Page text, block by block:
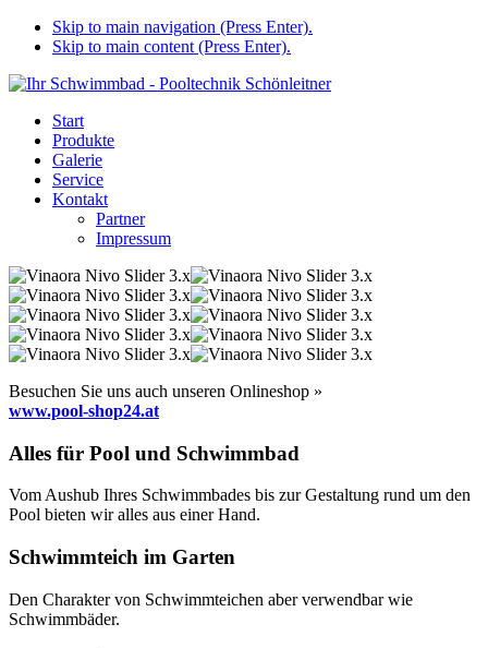
Skip to main navigation (Press Enter).
Skip to main content (Press Enter).
Start
Produkte
Galerie
Service
Kontakt
Partner
Impressum
Besuchen Sie uns auch unseren Onlineshop »
www.pool-shop24.at
Alles für Pool und Schwimmbad
Vom Aushub Ihres Schwimmbades bis zur Gestaltung rund um den
Pool bieten wir alles aus einer Hand.
Schwimmteich im Garten
Den Charakter von Schwimmteichen aber verwendbar wie
Schwimmbäder.